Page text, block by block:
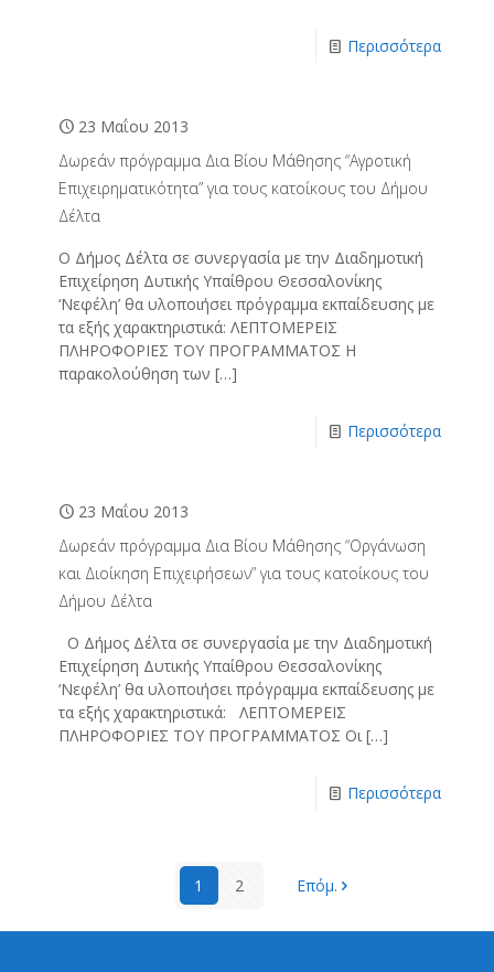
Περισσότερα
23 Μαΐου 2013
Δωρεάν πρόγραμμα Δια Βίου Μάθησης “Αγροτική
Επιχειρηματικότητα” για τους κατοίκους του Δήμου
Δέλτα
Ο Δήμος Δέλτα σε συνεργασία με την Διαδημοτική
Επιχείρηση Δυτικής Υπαίθρου Θεσσαλονίκης
‘Νεφέλη’ θα υλοποιήσει πρόγραμμα εκπαίδευσης με
τα εξής χαρακτηριστικά: ΛΕΠΤΟΜΕΡΕΙΣ
ΠΛΗΡΟΦΟΡΙΕΣ ΤΟΥ ΠΡΟΓΡΑΜΜΑΤΟΣ Η
παρακολούθηση των […]
Περισσότερα
23 Μαΐου 2013
Δωρεάν πρόγραμμα Δια Βίου Μάθησης “Οργάνωση
και Διοίκηση Επιχειρήσεων” για τους κατοίκους του
Δήμου Δέλτα
Ο Δήμος Δέλτα σε συνεργασία με την Διαδημοτική
Επιχείρηση Δυτικής Υπαίθρου Θεσσαλονίκης
‘Νεφέλη’ θα υλοποιήσει πρόγραμμα εκπαίδευσης με
τα εξής χαρακτηριστικά: ΛΕΠΤΟΜΕΡΕΙΣ
ΠΛΗΡΟΦΟΡΙΕΣ ΤΟΥ ΠΡΟΓΡΑΜΜΑΤΟΣ Οι […]
Περισσότερα
1 2 Επόμ.